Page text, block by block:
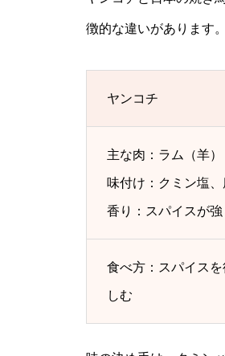
徴的な違いがあります
ヤンコチ
主な肉：ラム（羊）
味付け：クミン塩、
香り：スパイスが
食べ方：スパイス
しむ